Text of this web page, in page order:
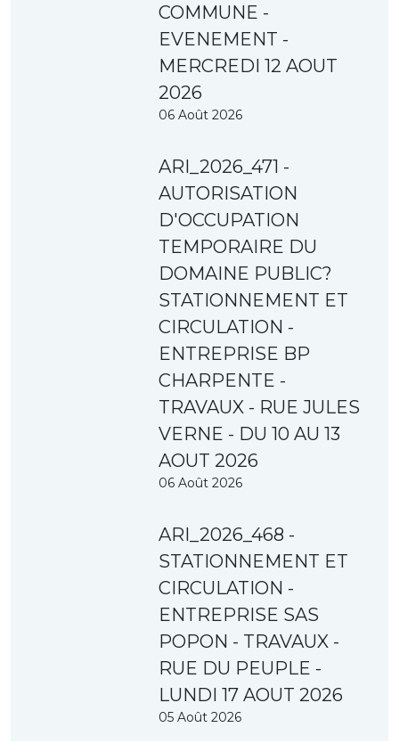
COMMUNE -
EVENEMENT -
MERCREDI 12 AOUT
2026
06 Août 2026
ARI_2026_471 -
AUTORISATION
D'OCCUPATION
TEMPORAIRE DU
DOMAINE PUBLIC?
STATIONNEMENT ET
CIRCULATION -
ENTREPRISE BP
CHARPENTE -
TRAVAUX - RUE JULES
VERNE - DU 10 AU 13
AOUT 2026
06 Août 2026
ARI_2026_468 -
STATIONNEMENT ET
CIRCULATION -
ENTREPRISE SAS
POPON - TRAVAUX -
RUE DU PEUPLE -
LUNDI 17 AOUT 2026
05 Août 2026